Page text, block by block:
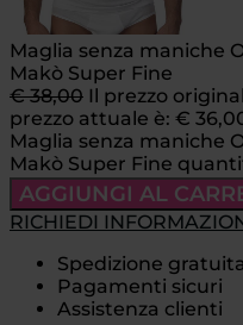
Maglia senza maniche
Makò Super Fine
€38,00 Il prezzo
prezzo attuale è: €
Maglia senza maniche
Makò Super Fine
AGGIUNGI AL
RICHIEDI
Spedizione
Pagamenti sicuri
Assistenza clienti